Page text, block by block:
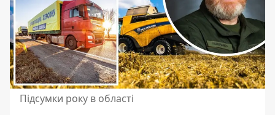
Підсумки року в області